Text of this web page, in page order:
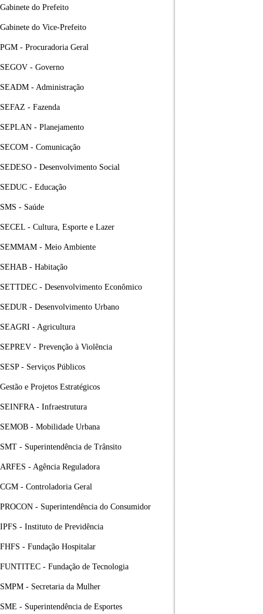
Gabinete do Prefeito
Gabinete do Vice-Prefeito
PGM - Procuradoria Geral
SEGOV - Governo
SEADM - Administração
SEFAZ - Fazenda
SEPLAN - Planejamento
SECOM - Comunicação
SEDESO - Desenvolvimento Social
SEDUC - Educação
SMS - Saúde
SECEL - Cultura, Esporte e Lazer
SEMMAM - Meio Ambiente
SEHAB - Habitação
SETTDEC - Desenvolvimento Econômico
SEDUR - Desenvolvimento Urbano
SEAGRI - Agricultura
SEPREV - Prevenção à Violência
SESP - Serviços Públicos
Gestão e Projetos Estratégicos
SEINFRA - Infraestrutura
SEMOB - Mobilidade Urbana
SMT - Superintendência de Trânsito
ARFES - Agência Reguladora
CGM - Controladoria Geral
PROCON - Superintendência do Consumidor
IPFS - Instituto de Previdência
FHFS - Fundação Hospitalar
FUNTITEC - Fundação de Tecnologia
SMPM - Secretaria da Mulher
SME - Superintendência de Esportes